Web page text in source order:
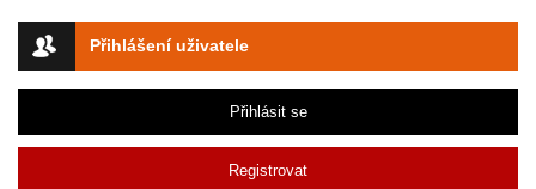
Přihlášení uživatele
Přihlásit se
Registrovat